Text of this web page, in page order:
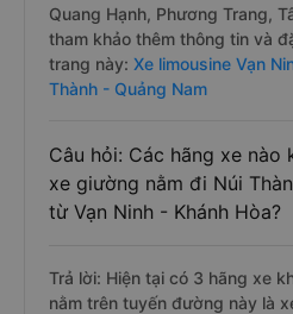
Quang Hạnh, Phương Trang,
tham khảo thêm thông tin và
trang này: Xe limousine Vạn
Thành - Quảng Nam
Câu hỏi: Các hãng xe nào
xe giường nằm đi Núi
từ Vạn Ninh - Khánh Hòa?
Trả lời: Hiện tại có 3 hãng xe
nằm trên tuyến đường này là